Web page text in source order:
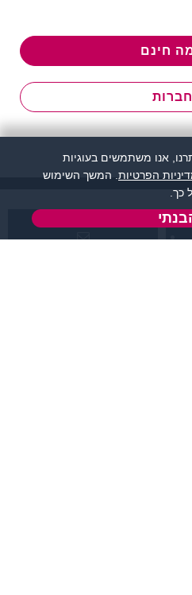
חינם
אנו משתמשים בעוגיות
הפרטיות . המשך השימוש
כך.